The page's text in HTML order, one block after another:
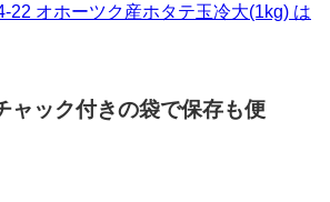
22 オホーツク産ホタテ玉冷大(1kg) は
ャック付きの袋で保存も便